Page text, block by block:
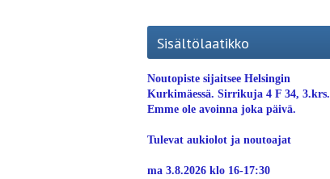
Sisältölaatikko
Noutopiste sijaitsee Helsingin
Kurkimäessä. Sirrikuja 4 F 34, 3.krs.
Emme ole avoinna joka päivä.
Tulevat aukiolot ja noutoajat
ma 3.8.2026 klo 16-17:30